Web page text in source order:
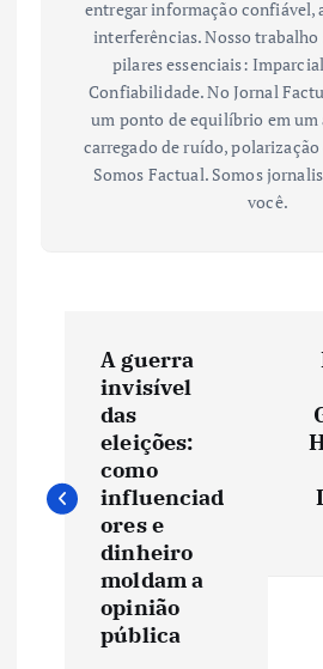
entregar informação confiável,
interferências. Nosso trabalho
pilares essenciais:
Confiabilidade. No Jornal
um ponto de equilíbrio em
carregado de ruído,
Somos Factual. Somos
você.
e
A guerra
invisível
das
eleições:
como
influenciad
ores e
dinheiro
moldam a
opinião
pública